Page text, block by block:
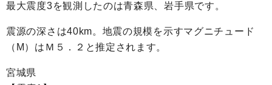
最大震度3を観測したのは青森県、岩手県です。
震源の深さは40km。地震の規模を示すマグニチュード
（M）はＭ５．２と推定されます。
宮城県